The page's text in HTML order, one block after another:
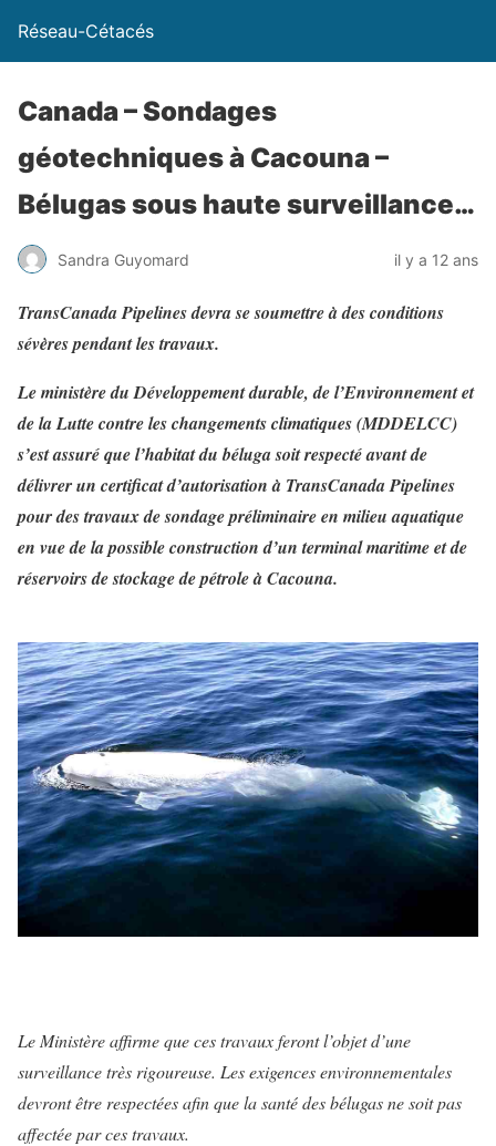
Réseau-Cétacés
Canada – Sondages
géotechniques à Cacouna –
Bélugas sous haute surveillance…
Sandra Guyomard il y a 12 ans
TransCanada Pipelines devra se soumettre à des conditions
sévères pendant les travaux.
Le ministère du Développement durable, de l’Environnement et
de la Lutte contre les changements climatiques (MDDELCC)
s’est assuré que l’habitat du béluga soit respecté avant de
délivrer un certificat d’autorisation à TransCanada Pipelines
pour des travaux de sondage préliminaire en milieu aquatique
en vue de la possible construction d’un terminal maritime et de
réservoirs de stockage de pétrole à Cacouna.
Le Ministère affirme que ces travaux feront l’objet d’une
surveillance très rigoureuse. Les exigences environnementales
devront être respectées afin que la santé des bélugas ne soit pas
affectée par ces travaux.